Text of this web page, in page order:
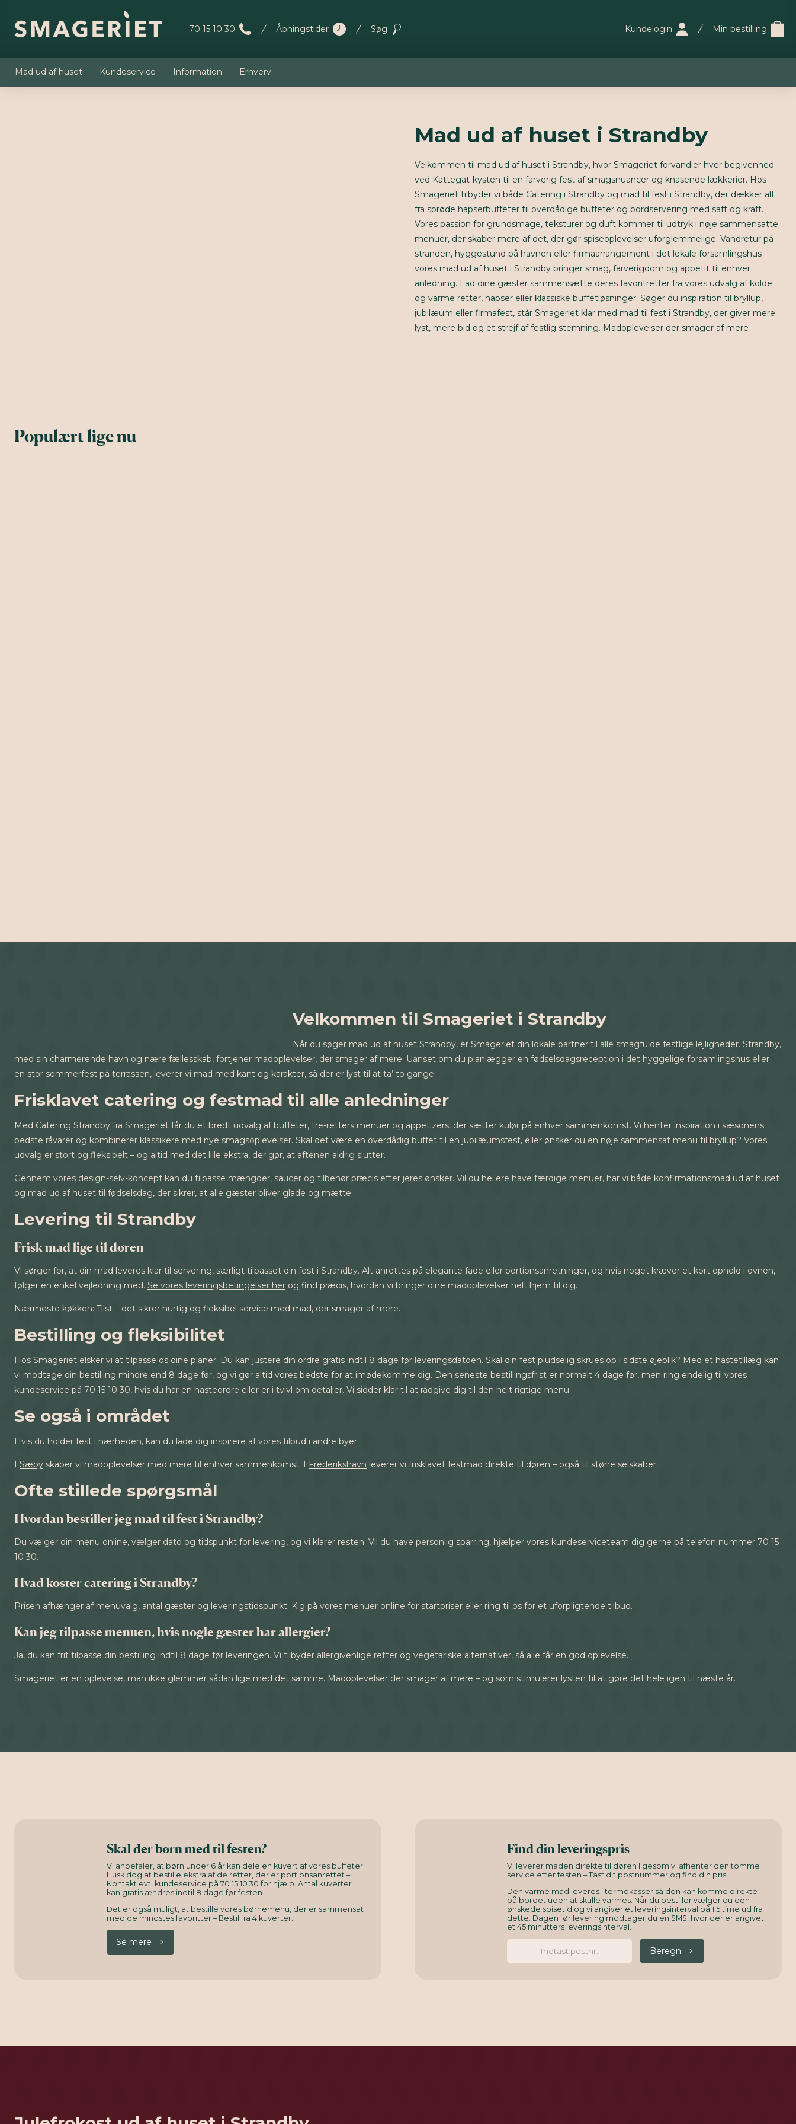
70 15 10 30 Åbningstider Søg Kundelogin Min bestilling
Mad ud af huset Kundeservice Information Erhverv
Mad ud af huset i Strandby
Velkommen til mad ud af huset i Strandby, hvor Smageriet forvandler hver begivenhed
ved Kattegat-kysten til en farverig fest af smagsnuancer og knasende lækkerier. Hos
Smageriet tilbyder vi både Catering i Strandby og mad til fest i Strandby, der dækker alt
fra sprøde hapserbuffeter til overdådige buffeter og bordservering med saft og kraft.
Vores passion for grundsmage, teksturer og duft kommer til udtryk i nøje sammensatte
menuer, der skaber mere af det, der gør spiseoplevelser uforglemmelige. Vandretur på
stranden, hyggestund på havnen eller firmaarrangement i det lokale forsamlingshus –
vores mad ud af huset i Strandby bringer smag, farverigdom og appetit til enhver
anledning. Lad dine gæster sammensætte deres favoritretter fra vores udvalg af kolde
og varme retter, hapser eller klassiske buffetløsninger. Søger du inspiration til bryllup,
jubilæum eller firmafest, står Smageriet klar med mad til fest i Strandby, der giver mere
lyst, mere bid og et strejf af festlig stemning. Madoplevelser der smager af mere
Populært lige nu
Velkommen til Smageriet i Strandby
Når du søger mad ud af huset Strandby, er Smageriet din lokale partner til alle smagfulde festlige lejligheder. Strandby,
med sin charmerende havn og nære fællesskab, fortjener madoplevelser, der smager af mere. Uanset om du planlægger en fødselsdagsreception i det hyggelige forsamlingshus eller
en stor sommerfest på terrassen, leverer vi mad med kant og karakter, så der er lyst til at ta’ to gange.
Frisklavet catering og festmad til alle anledninger
Med Catering Strandby fra Smageriet får du et bredt udvalg af buffeter, tre-retters menuer og appetizers, der sætter kulør på enhver sammenkomst. Vi henter inspiration i sæsonens
bedste råvarer og kombinerer klassikere med nye smagsoplevelser. Skal det være en overdådig buffet til en jubilæumsfest, eller ønsker du en nøje sammensat menu til bryllup? Vores
udvalg er stort og fleksibelt – og altid med det lille ekstra, der gør, at aftenen aldrig slutter.
Gennem vores design-selv-koncept kan du tilpasse mængder, saucer og tilbehør præcis efter jeres ønsker. Vil du hellere have færdige menuer, har vi både konfirmationsmad ud af huset
og mad ud af huset til fødselsdag, der sikrer, at alle gæster bliver glade og mætte.
Levering til Strandby
Frisk mad lige til døren
Vi sørger for, at din mad leveres klar til servering, særligt tilpasset din fest i Strandby. Alt anrettes på elegante fade eller portionsanretninger, og hvis noget kræver et kort ophold i ovnen,
følger en enkel vejledning med. Se vores leveringsbetingelser her og find præcis, hvordan vi bringer dine madoplevelser helt hjem til dig.
Nærmeste køkken: Tilst – det sikrer hurtig og fleksibel service med mad, der smager af mere.
Bestilling og fleksibilitet
Hos Smageriet elsker vi at tilpasse os dine planer: Du kan justere din ordre gratis indtil 8 dage før leveringsdatoen. Skal din fest pludselig skrues op i sidste øjeblik? Med et hastetillæg kan
vi modtage din bestilling mindre end 8 dage før, og vi gør altid vores bedste for at imødekomme dig. Den seneste bestillingsfrist er normalt 4 dage før, men ring endelig til vores
kundeservice på 70 15 10 30, hvis du har en hasteordre eller er i tvivl om detaljer. Vi sidder klar til at rådgive dig til den helt rigtige menu.
Se også i området
Hvis du holder fest i nærheden, kan du lade dig inspirere af vores tilbud i andre byer:
I Sæby skaber vi madoplevelser med mere til enhver sammenkomst. I Frederikshavn leverer vi frisklavet festmad direkte til døren – også til større selskaber.
Ofte stillede spørgsmål
Hvordan bestiller jeg mad til fest i Strandby?
Du vælger din menu online, vælger dato og tidspunkt for levering, og vi klarer resten. Vil du have personlig sparring, hjælper vores kundeserviceteam dig gerne på telefon nummer 70 15
10 30.
Hvad koster catering i Strandby?
Prisen afhænger af menuvalg, antal gæster og leveringstidspunkt. Kig på vores menuer online for startpriser eller ring til os for et uforpligtende tilbud.
Kan jeg tilpasse menuen, hvis nogle gæster har allergier?
Ja, du kan frit tilpasse din bestilling indtil 8 dage før leveringen. Vi tilbyder allergivenlige retter og vegetariske alternativer, så alle får en god oplevelse.
Smageriet er en oplevelse, man ikke glemmer sådan lige med det samme. Madoplevelser der smager af mere – og som stimulerer lysten til at gøre det hele igen til næste år.
Skal der børn med til festen?
Vi anbefaler, at børn under 6 år kan dele en kuvert af vores buffeter.
Husk dog at bestille ekstra af de retter, der er portionsanrettet –
Kontakt evt. kundeservice på 70 15 10 30 for hjælp. Antal kuverter
kan gratis ændres indtil 8 dage før festen.
Det er også muligt, at bestille vores børnemenu, der er sammensat
med de mindstes favoritter – Bestil fra 4 kuverter.
Se mere
Find din leveringspris
Vi leverer maden direkte til døren ligesom vi afhenter den tomme
service efter festen – Tast dit postnummer og find din pris.
Den varme mad leveres i termokasser så den kan komme direkte
på bordet uden at skulle varmes. Når du bestiller vælger du den
ønskede spisetid og vi angiver et leveringsinterval på 1,5 time ud fra
dette. Dagen før levering modtager du en SMS, hvor der er angivet
et 45 minutters leveringsinterval.
Beregn